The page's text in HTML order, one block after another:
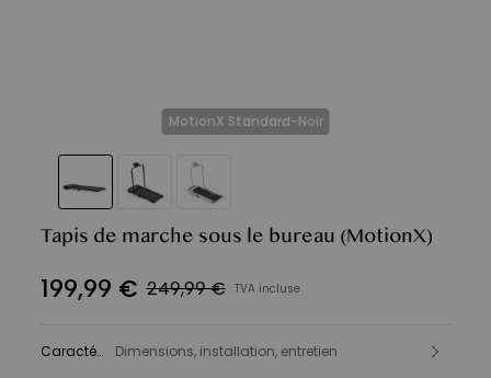
MotionX Standard-Noir
Tapis de marche sous le bureau (MotionX)
199,99 € 249,99 € TVA incluse
Caractéristiques :
Dimensions, installation, entretien